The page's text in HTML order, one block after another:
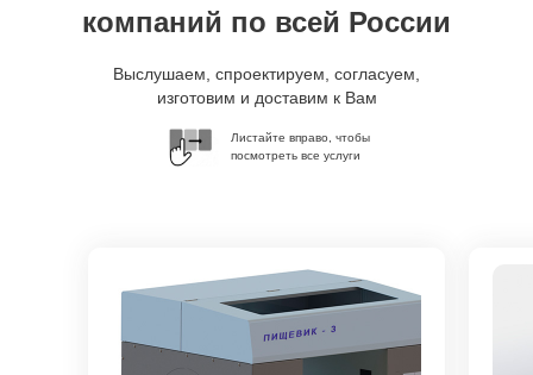
компаний по всей России
Выслушаем, спроектируем, согласуем,
изготовим и доставим к Вам
Листайте вправо, чтобы
посмотреть все услуги